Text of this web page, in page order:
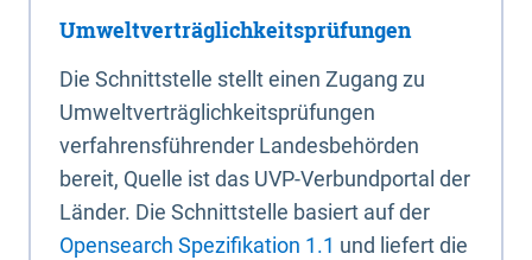
Umweltverträglichkeitsprüfungen
Die Schnittstelle stellt einen Zugang zu
Umweltverträglichkeitsprüfungen
verfahrensführender Landesbehörden
bereit, Quelle ist das UVP-Verbundportal der
Länder. Die Schnittstelle basiert auf der
Opensearch Spezifikation 1.1 und liefert die